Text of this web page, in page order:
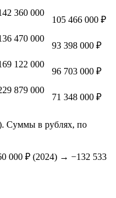
360 000
105 466 000 ₽
470 000
93 398 000 ₽
122 000
96 703 000 ₽
879 000
71 348 000 ₽
Суммы в рублях, по
000 ₽ (2024) → −132 533